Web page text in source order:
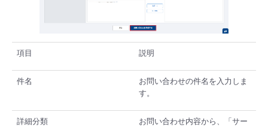
項目 説明
件名
お問い合わせの件名を入力しま
す。
詳細分類
お問い合わせ内容から、「サー